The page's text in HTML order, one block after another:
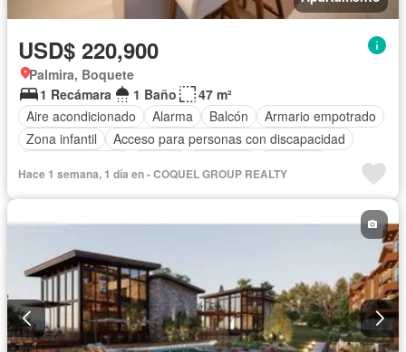
USD$ 220,900
Palmira, Boquete
1 Recámara
1 Baño
47 m²
Aire acondicionado
Alarma Balcón
Armario empotrado
Zona infantil
Acceso para personas con discapacidad
Gas natural
Seguridad Piscina Agua
Hace 1 semana, 1 día en - COQUEL GROUP REALTY